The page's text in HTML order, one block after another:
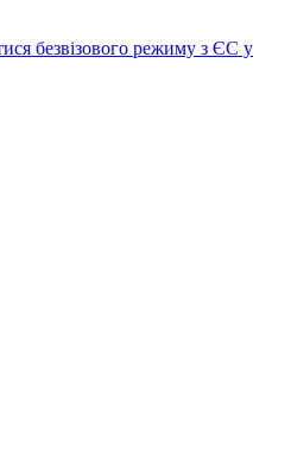
безвізового режиму з ЄС у